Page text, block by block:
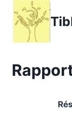
contenu